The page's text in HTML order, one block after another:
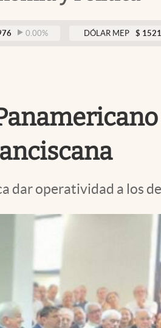
% DÓLAR MEP $ 1521,52
dar operatividad a los